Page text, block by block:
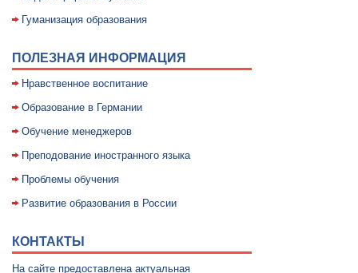
Гуманизация образования
ПОЛЕЗНАЯ ИНФОРМАЦИЯ
Нравственное воспитание
Образование в Германии
Обучение менеджеров
Преподование иностранного языка
Проблемы обучения
Развитие образования в России
КОНТАКТЫ
На сайте предоставлена актуальная